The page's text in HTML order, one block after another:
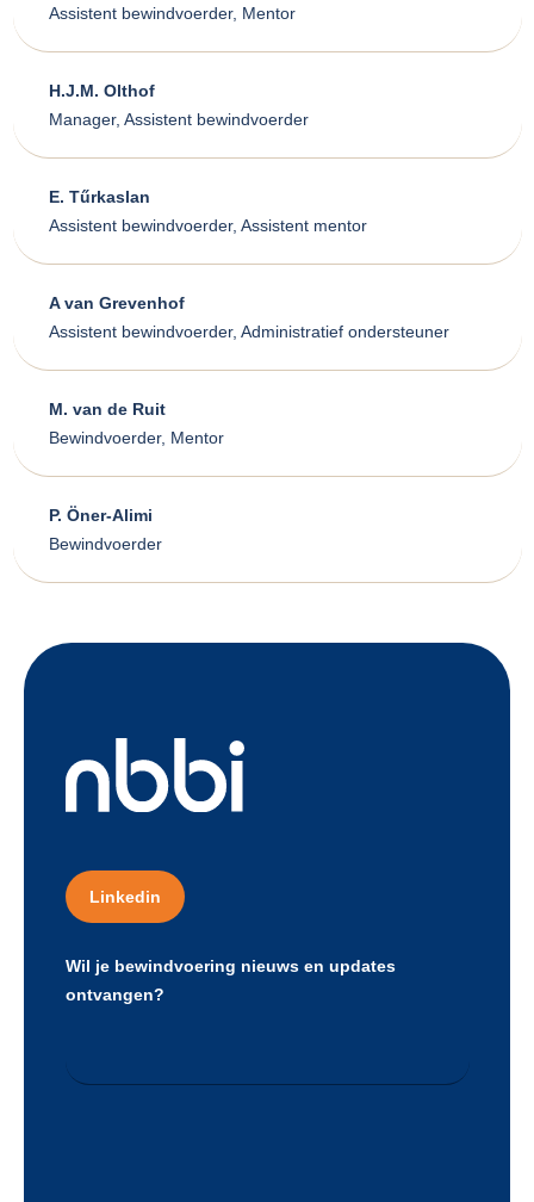
Assistent bewindvoerder, Mentor
H.J.M. Olthof
Manager, Assistent bewindvoerder
E. Tűrkaslan
Assistent bewindvoerder, Assistent mentor
A van Grevenhof
Assistent bewindvoerder, Administratief ondersteuner
M. van de Ruit
Bewindvoerder, Mentor
P. Öner-Alimi
Bewindvoerder
Linkedin
Wil je bewindvoering nieuws en updates
ontvangen?